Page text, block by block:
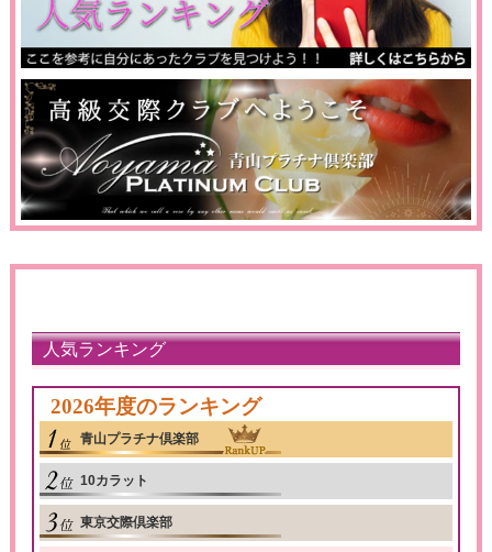
人気ランキング
2026年度のランキング
青山プラチナ倶楽部
10カラット
東京交際倶楽部